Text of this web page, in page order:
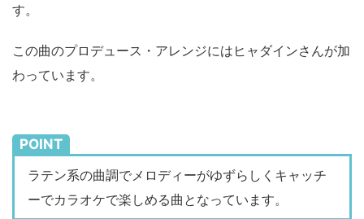
す。
この曲のプロデュース・アレンジにはヒャダインさんが加
わっています。
POINT
ラテン系の曲調でメロディーがゆずらしくキャッチ
ーでカラオケで楽しめる曲となっています。